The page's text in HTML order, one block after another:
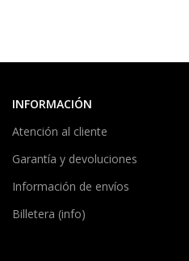
INFORMACIÓN
Atención al cliente
Garantía y devoluciones
Información de envíos
Billetera (info)